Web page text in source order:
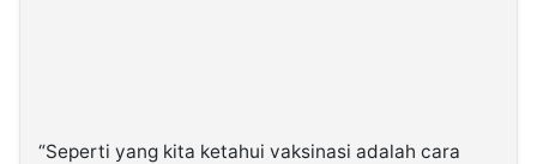
“Seperti yang kita ketahui vaksinasi adalah cara